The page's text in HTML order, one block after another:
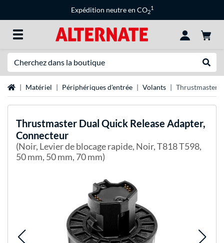
Expédition neutre en CO2
1
Page d'accueil
Matériel Périphériques d'entrée Volants Thrustmaster
Thrustmaster Dual Quick Release Adapter,
Connecteur
(Noir, Levier de blocage rapide, Noir, T818 T598,
50 mm, 50 mm, 70 mm)